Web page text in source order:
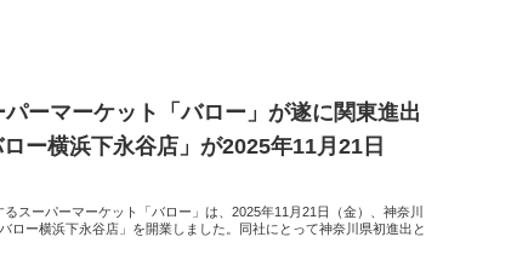
ーマーケット「バロー」が遂に関東進出
ー横浜下永谷店」が2025年11月21日
スーパーマーケット「バロー」は、2025年11月21日（金）、神奈川
ロー横浜下永谷店」を開業しました。同社にとって神奈川県初進出と